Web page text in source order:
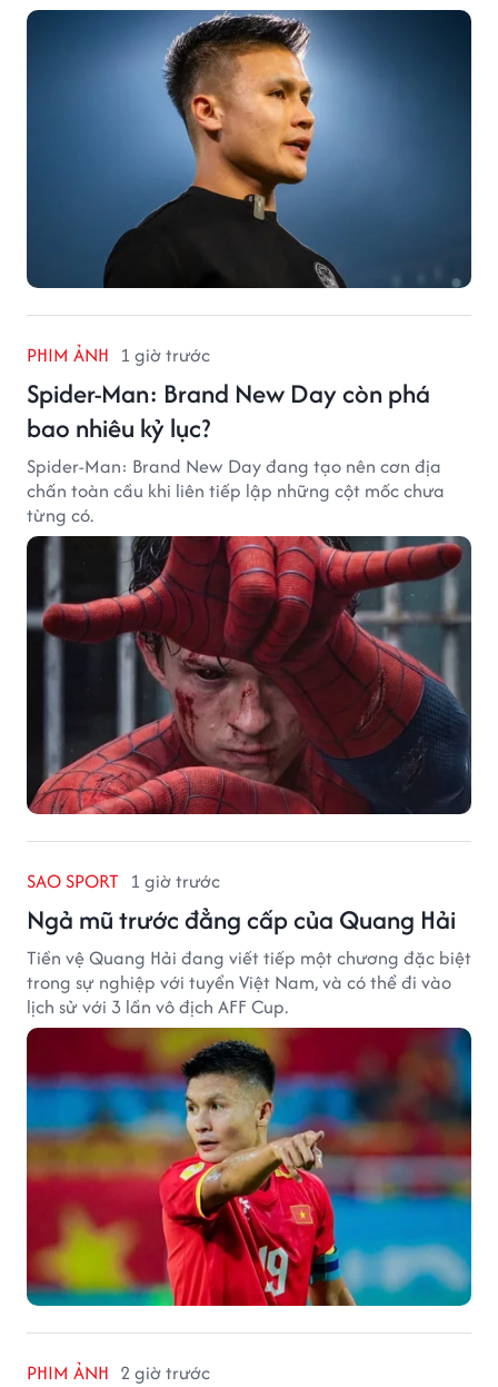
PHIM ẢNH 1 giờ trước
Spider-Man: Brand New Day còn phá
bao nhiêu kỷ lục?
Spider-Man: Brand New Day đang tạo nên cơn địa
chấn toàn cầu khi liên tiếp lập những cột mốc chưa
từng có.
SAO SPORT 1 giờ trước
Ngả mũ trước đẳng cấp của Quang Hải
Tiền vệ Quang Hải đang viết tiếp một chương đặc biệt
trong sự nghiệp với tuyển Việt Nam, và có thể đi vào
lịch sử với 3 lần vô địch AFF Cup.
PHIM ẢNH 2 giờ trước